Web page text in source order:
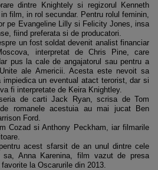
dintre Knightely si regizorul Kenneth
film, in rol secundar. Pentru rolul feminin,
pe Evangeline Lilly si Felicity Jones, insa
fiind preferata si de producatori.
un fost soldat devenit analist financiar
interpretat de Chris Pine, care
pus la cale de angajatorul sau pentru a
ale Americii. Acesta este nevoit sa
impiedica un eventual atact terorist, dar si
fi interpretate de Keira Knightley.
de carti Jack Ryan, scrisa de Tom
romanele acestuia au mai jucat Ben
Ford.
Cozad si Anthony Peckham, iar filmarile
acest sfarsit de an unul dintre cele
Anna Karenina, film vazut de presa
la Oscarurile din 2013.